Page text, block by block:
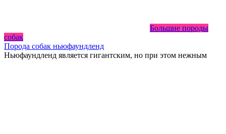
Большие породы
собак
Порода собак ньюфаундленд
Ньюфаундленд является гигантским, но при этом нежным